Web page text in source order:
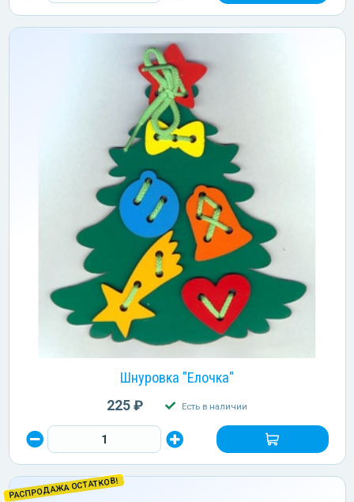
Шнуровка "Елочка"
225 ₽ Есть в наличии
РАСПРОДАЖА ОСТАТКОВ!